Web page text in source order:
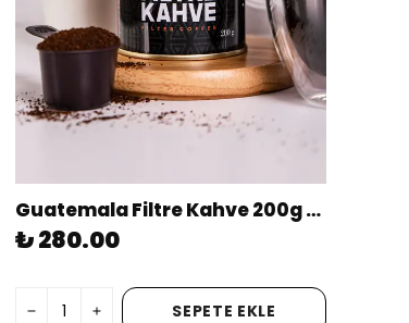
Guatemala Filtre Kahve 200g Tnk (ÖĞÜTÜLMÜŞ)
₺ 280.00
SEPETE EKLE